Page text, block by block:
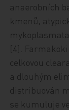
anaerobních
kmenů,
[4].
celkovou
a dlouhým
distribuován
se kumuluje